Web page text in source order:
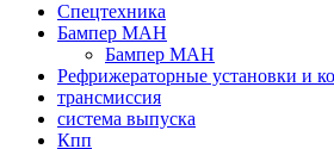
Спецтехника
Бампер МАН
Бампер МАН
Рефрижераторные установки и
трансмиссия
система выпуска
Кпп